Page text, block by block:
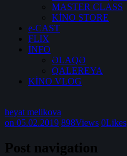
MASTER CLASS
KİNO STORE
e-CAST
FLIX
İNFO
ƏLAQƏ
QALEREYA
KİNO VLOG
heyat melikova
on 05.02.2019 898Views 0Likes
Post navigation